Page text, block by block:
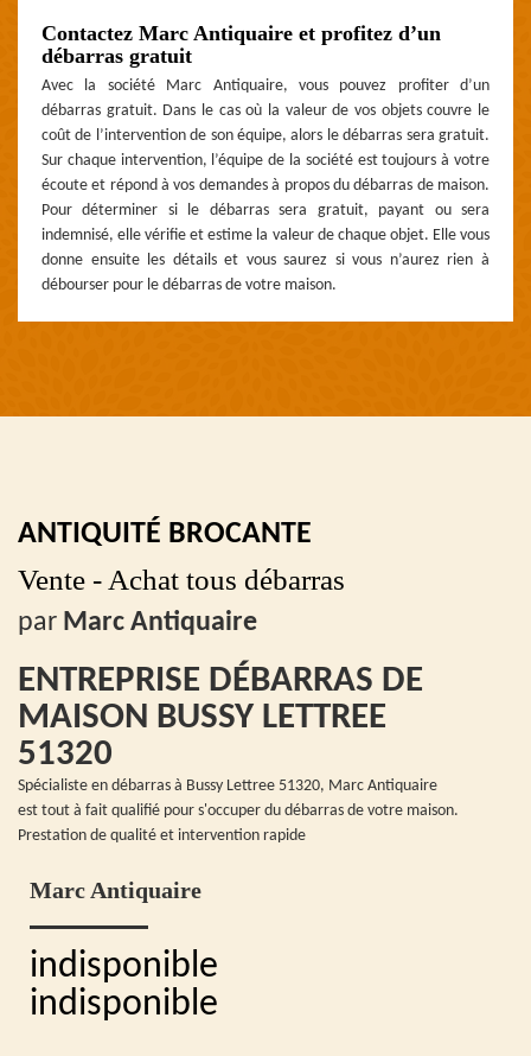
Contactez Marc Antiquaire et profitez d’un
débarras gratuit
Avec la société Marc Antiquaire, vous pouvez profiter d’un
débarras gratuit. Dans le cas où la valeur de vos objets couvre le
coût de l’intervention de son équipe, alors le débarras sera gratuit.
Sur chaque intervention, l’équipe de la société est toujours à votre
écoute et répond à vos demandes à propos du débarras de maison.
Pour déterminer si le débarras sera gratuit, payant ou sera
indemnisé, elle vérifie et estime la valeur de chaque objet. Elle vous
donne ensuite les détails et vous saurez si vous n’aurez rien à
débourser pour le débarras de votre maison.
ANTIQUITÉ BROCANTE
Vente - Achat tous débarras
par Marc Antiquaire
ENTREPRISE DÉBARRAS DE
MAISON BUSSY LETTREE
51320
Spécialiste en débarras à Bussy Lettree 51320, Marc Antiquaire
est tout à fait qualifié pour s'occuper du débarras de votre maison.
Prestation de qualité et intervention rapide
Marc Antiquaire
indisponible
indisponible